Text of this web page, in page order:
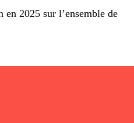
en 2025 sur l’ensemble de